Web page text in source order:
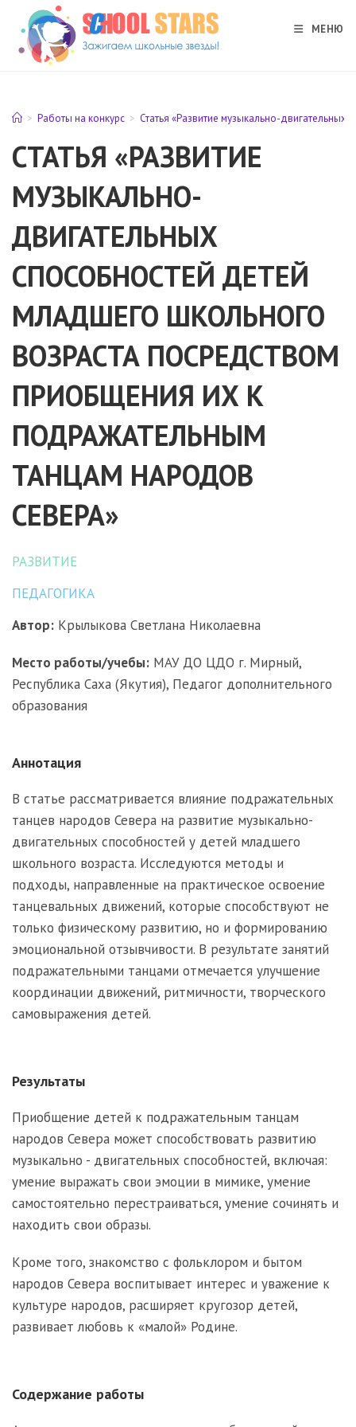
Перейти
содержимому
МЕНЮ
> Работы на конкурс > Статья «Развитие музыкально-
СТАТЬЯ «РАЗВИТИЕ
МУЗЫКАЛЬНО-
ДВИГАТЕЛЬНЫХ
СПОСОБНОСТЕЙ ДЕТЕЙ
МЛАДШЕГО ШКОЛЬНОГО
ВОЗРАСТА ПОСРЕДСТВОМ
ПРИОБЩЕНИЯ ИХ К
ПОДРАЖАТЕЛЬНЫМ
ТАНЦАМ НАРОДОВ
СЕВЕРА»
РАЗВИТИЕ
ПЕДАГОГИКА
Автор: Крылыкова Светлана Николаевна
Место работы/учебы: МАУ ДО ЦДО г. Мирный,
Республика Саха (Якутия), Педагог дополнительного
образования
Аннотация
В статье рассматривается влияние подражательных
танцев народов Севера на развитие музыкально-
двигательных способностей у детей младшего
школьного возраста. Исследуются методы и
подходы, направленные на практическое освоение
танцевальных движений, которые способствуют не
только физическому развитию, но и формированию
эмоциональной отзывчивости. В результате занятий
подражательными танцами отмечается улучшение
координации движений, ритмичности, творческого
самовыражения детей.
Результаты
Приобщение детей к подражательным танцам
народов Севера может способствовать развитию
музыкально - двигательных способностей, включая:
умение выражать свои эмоции в мимике, умение
самостоятельно перестраиваться, умение сочинять и
находить свои образы.
Кроме того, знакомство с фольклором и бытом
народов Севера воспитывает интерес и уважение к
культуре народов, расширяет кругозор детей,
развивает любовь к «малой» Родине.
Содержание работы